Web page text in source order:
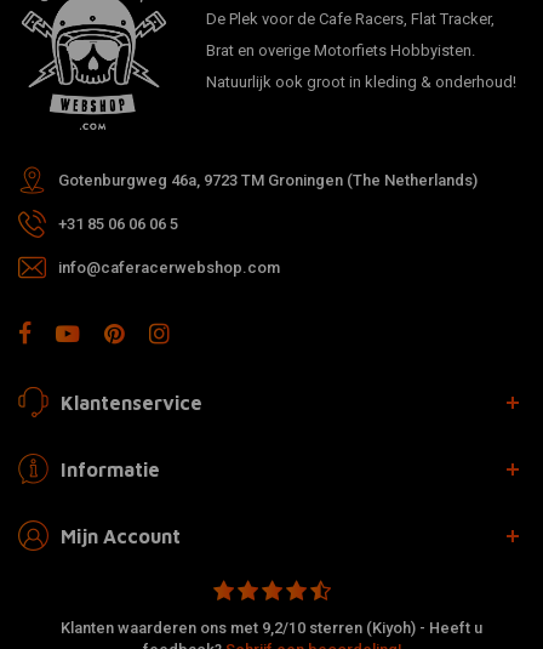
De Plek voor de Cafe Racers, Flat Tracker,
Brat en overige Motorfiets Hobbyisten.
Natuurlijk ook groot in kleding & onderhoud!
Gotenburgweg 46a, 9723 TM Groningen (The Netherlands)
+31 85 06 06 06 5
info@caferacerwebshop.com
Klantenservice
Informatie
Mijn Account
Klanten waarderen ons met 9,2/10 sterren (Kiyoh) - Heeft u